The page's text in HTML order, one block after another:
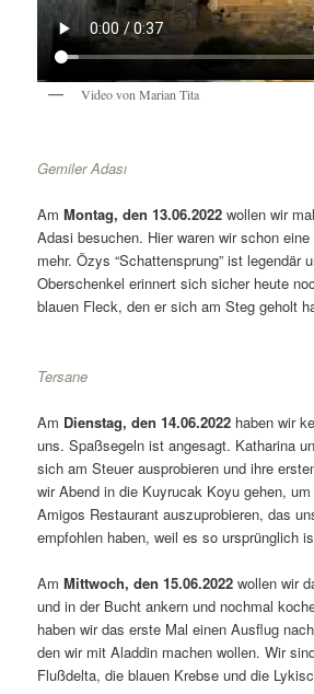
Video von Marian Tita
Gemiler Adası
AmMontag, den 13.06.2022 wollen wir
Adasi besuchen. Hier waren wir schon
mehr. Özys “Schattensprung” ist legendär
Oberschenkel erinnert sich sicher heute
blauen Fleck, den er sich am Steg geholt
Tersane
Am Dienstag, den 14.06.2022 haben wir
uns. Spaßsegeln ist angesagt. Katharina
sich am Steuer ausprobieren und ihre
wir Abend in die Kuyrucak Koyu gehen,
Amigos Restaurant auszuprobieren, das
empfohlen haben, weil es so ursprünglich
AmMittwoch, den 15.06.2022 wollen wir
und in der Bucht ankern und nochmal
haben wir das erste Mal einen Ausflug
den wir mit Aladdin machen wollen. Wir
Flußdelta, die blauen Krebse und die